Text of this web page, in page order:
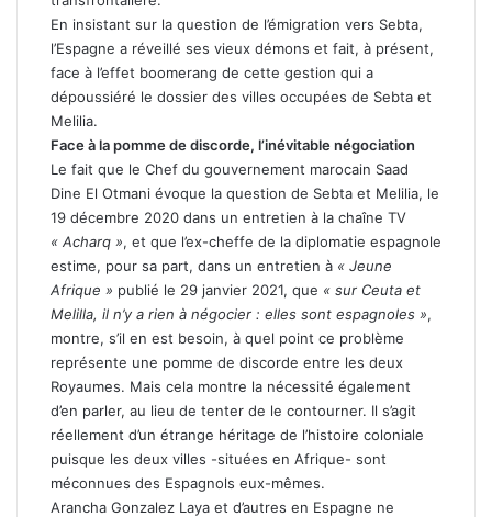
En insistant sur la question de l’émigration vers Sebta,
l’Espagne a réveillé ses vieux démons et fait, à présent,
face à l’effet boomerang de cette gestion qui a
dépoussiéré le dossier des villes occupées de Sebta et
Melilia.
Face à la pomme de discorde, l’inévitable négociation
Le fait que le Chef du gouvernement marocain Saad
Dine El Otmani évoque la question de Sebta et Melilia, le
19 décembre 2020 dans un entretien à la chaîne TV
« Acharq », et que l’ex-cheffe de la diplomatie espagnole
estime, pour sa part, dans un entretien à « Jeune
Afrique » publié le 29 janvier 2021, que « sur Ceuta et
Melilla, il n’y a rien à négocier : elles sont espagnoles »,
montre, s’il en est besoin, à quel point ce problème
représente une pomme de discorde entre les deux
Royaumes. Mais cela montre la nécessité également
d’en parler, au lieu de tenter de le contourner. Il s’agit
réellement d’un étrange héritage de l’histoire coloniale
puisque les deux villes -situées en Afrique- sont
méconnues des Espagnols eux-mêmes.
Arancha Gonzalez Laya et d’autres en Espagne ne